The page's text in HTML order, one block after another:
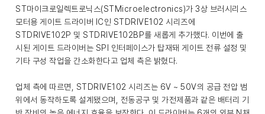
ST마이크로일렉트로닉스(STMicroelectronics)가 3상 브러시리스
모터용 게이트 드라이버 IC인 STDRIVE102 시리즈에
STDRIVE102P 및 STDRIVE102BP를 새롭게 추가했다. 이번에 출
시된 게이트 드라이버는 SPI 인터페이스가 탑재돼 게이트 전류 설정 및
기타 구성 작업을 간소화한다고 업체 측은 밝혔다.
업체 측에 따르면, STDRIVE102 시리즈는 6V ~ 50V의 공급 전압 범
위에서 동작하도록 설계됐으며, 전동공구 및 가전제품과 같은 배터리 기